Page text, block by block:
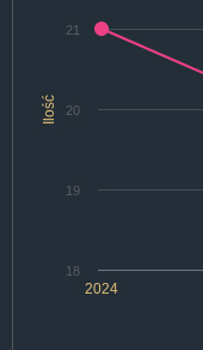
Ilość
2024
19
20
21
18